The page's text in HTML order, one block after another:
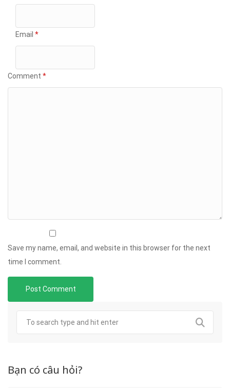
Email *
Comment *
Save my name, email, and website in this browser for the next
time I comment.
Bạn có câu hỏi?